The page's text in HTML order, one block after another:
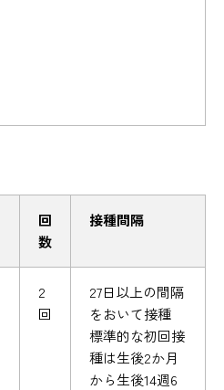
回
数
接種間隔
2
回
27日以上の間隔
をおいて接種
標準的な初回接
種は生後2か月
から生後14週6